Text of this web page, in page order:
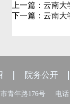
上一篇： 云南大
下一篇： 云南大
院务公开
青年路176号 电话